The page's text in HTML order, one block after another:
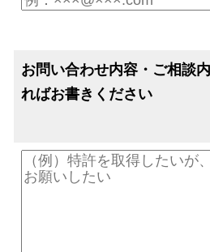
お問い合わせ内容・ご相談
ればお書きください